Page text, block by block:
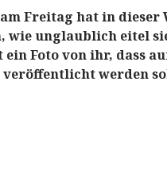
Freitag hat in dieser
wie unglaublich eitel
ein Foto von ihr, dass
veröffentlicht werden